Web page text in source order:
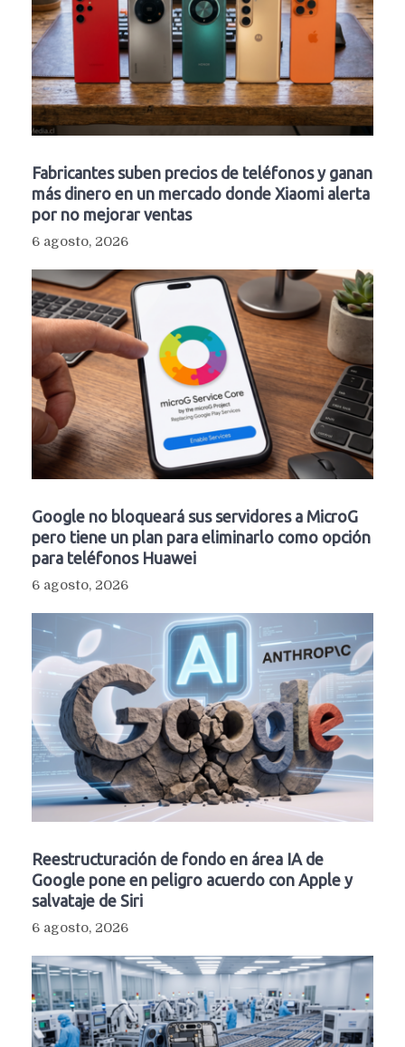
Fabricantes suben precios de teléfonos y ganan
más dinero en un mercado donde Xiaomi alerta
por no mejorar ventas
6 agosto, 2026
Google no bloqueará sus servidores a MicroG
pero tiene un plan para eliminarlo como opción
para teléfonos Huawei
6 agosto, 2026
Reestructuración de fondo en área IA de
Google pone en peligro acuerdo con Apple y
salvataje de Siri
6 agosto, 2026